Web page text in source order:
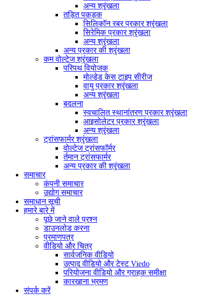
अन्य श्रृंखला
तड़ित पकड़क
सिलिकॉन रबर प्रकार श्रृंखला
सिरेमिक प्रकार श्रृंखला
अन्य श्रृंखला
अन्य प्रकार की श्रृंखला
कम वोल्टेज श्रृंखला
परिपथ वियोजक
मोल्डेड केस टाइप सीरीज
वायु प्रकार श्रृंखला
अन्य श्रृंखला
बदलना
स्वचालित स्थानांतरण प्रकार श्रृंखला
आइसोलेटर प्रकार श्रृंखला
अन्य श्रृंखला
ट्रांसफार्मर श्रृंखला
वोल्टेज ट्रांसफॉर्मर
र्तमान ट्रांसफार्मर
अन्य प्रकार की श्रृंखला
समाचार
कंपनी समाचार
उद्योग समाचार
समाधान सूची
हमारे बारे में
पूछे जाने वाले प्रश्न
डाउनलोड करना
प्रमाणपत्र
वीडियो और चित्र
सार्वजनिक वीडियो
उत्पाद वीडियो और टेस्ट Viedo
परियोजना वीडियो और ग्राहक समीक्षा
कारखाना भ्रमण
संपर्क करें